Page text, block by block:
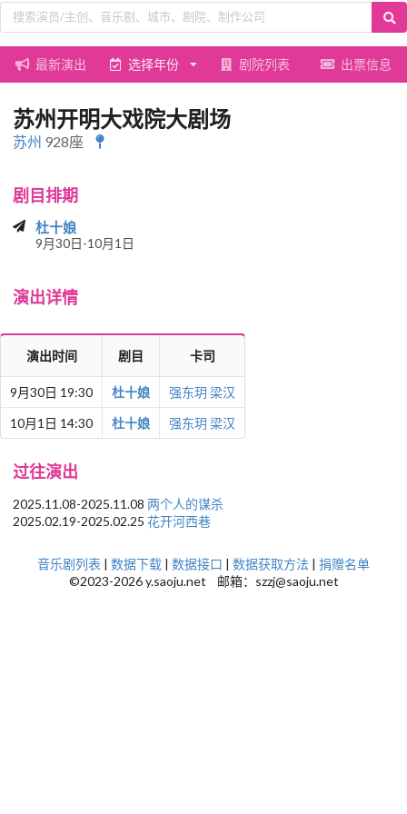
最新演出 选择年份 剧院列表 出票信息
苏州开明大戏院大剧场
苏州 928座
剧目排期
杜十娘
9月30日-10月1日
演出详情
演出时间 剧目 卡司
9月30日 19:30 杜十娘 强东玥 梁汉
10月1日 14:30
杜十娘 强东玥 梁汉
过往演出
2025.11.08-2025.11.08 两个人的谋杀
2025.02.19-2025.02.25 花开河西巷
音乐剧列表 | 数据下载 | 数据接口 | 数据获取方法 | 捐赠名单
©2023-2026 y.saoju.net 邮箱：szzj@saoju.net